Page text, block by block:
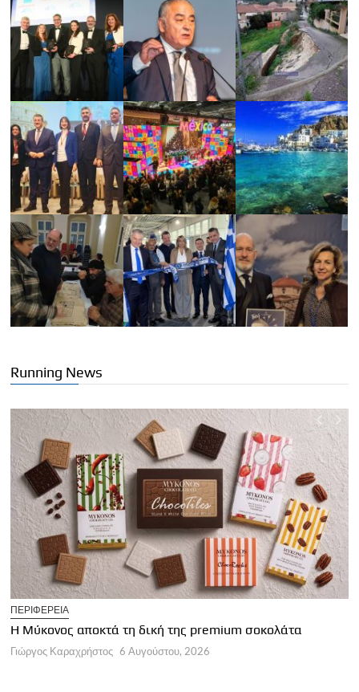
Running News
ΠΕΡΙΦΕΡΕΙΑ
Η Μύκονος αποκτά τη δική της premium σοκολάτα
Γιώργος Καραχρήστος 6 Αυγούστου, 2026